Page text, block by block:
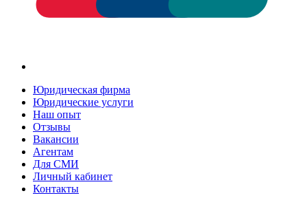
Юридическая фирма
Юридические услуги
Наш опыт
Отзывы
Вакансии
Агентам
Для СМИ
Личный кабинет
Контакты